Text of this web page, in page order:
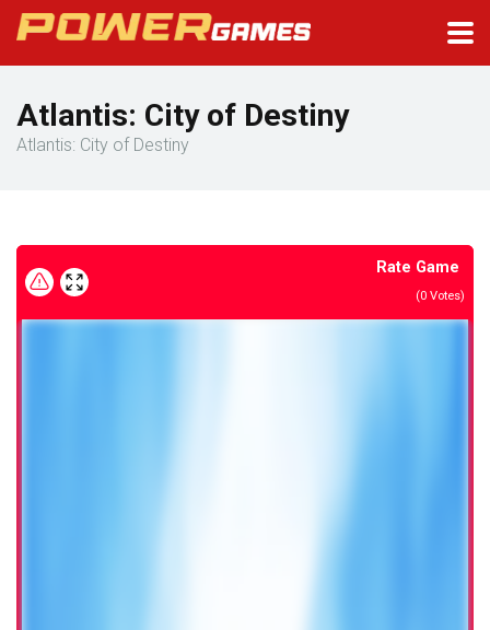
Atlantis: City of Destiny
Atlantis: City of Destiny
Rate Game
(0 Votes)